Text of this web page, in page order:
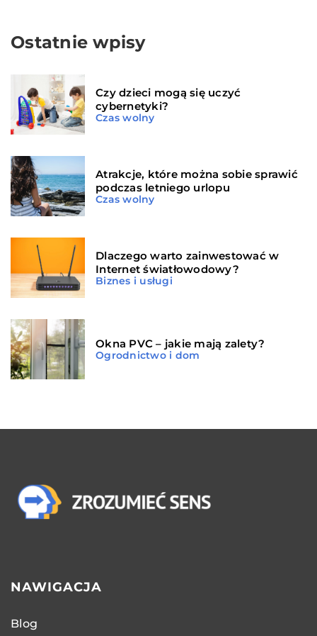
Ostatnie wpisy
Czy dzieci mogą się uczyć
cybernetyki?
Czas wolny
Atrakcje, które można sobie sprawić
podczas letniego urlopu
Czas wolny
Dlaczego warto zainwestować w
Internet światłowodowy?
Biznes i usługi
Okna PVC – jakie mają zalety?
Ogrodnictwo i dom
NAWIGACJA
Blog